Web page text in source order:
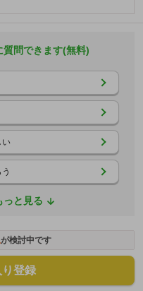
問できます(無料)
い
っと見る
が検討中です
登録